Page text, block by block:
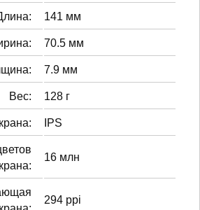
141 мм
70.5 мм
7.9 мм
Вес: 128 г
IPS
16 млн
294 ppi